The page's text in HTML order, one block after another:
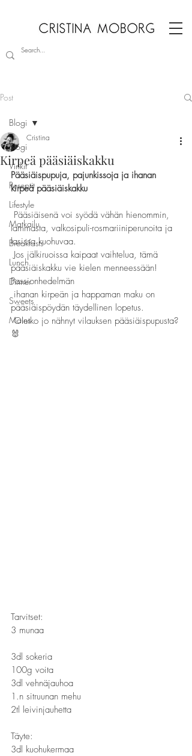
Post
Blogi
Vinkit
Reseptit
Lifestyle
Matkailu
Breakfasts
Lunch
Dinner
Sweets
Mains
Blogi
Kirpeä pääsiäiskakku
Cristina
Pääsiäispupuja, pajunkissoja ja ihanan
kirpeä pääsiäiskakku
lammasta, valkosipuli-rosmariiniperunoita ja
lasissa kuohuvaa.
Jos jälkiruoissa kaipaat vaihtelua, tämä
pääsiäiskakku vie kielen menneessään!
Passionhedelmän
ihanan kirpeän ja happaman maku on
pääsiäispöydän täydellinen lopetus.
Oletko jo nähnyt vilauksen pääsiäispupusta?
🐰
Tarvitset:
3 munaa
3dl sokeria
100g voita
3dl vehnäjauhoa
1.n sitruunan mehu
2tl leivinjauhetta
Täyte: